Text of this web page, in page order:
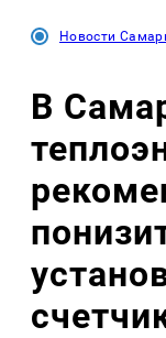
Новости
В